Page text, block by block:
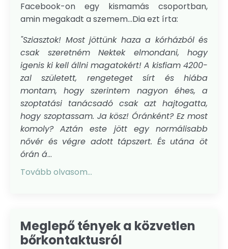
Facebook-on egy kismamás csoportban,
amin megakadt a szemem...Dia ezt írta:
"Sziasztok! Most jöttünk haza a kórházból és
csak szeretném Nektek elmondani, hogy
igenis ki kell állni magatokért! A kisfiam 4200-
zal született, rengeteget sírt és hiába
montam, hogy szerintem nagyon éhes, a
szoptatási tanácsadó csak azt hajtogatta,
hogy szoptassam. Ja kösz! Óránként? Ez most
komoly? Aztán este jött egy normálisabb
nővér és végre adott tápszert. És utána öt
órán á...
Tovább olvasom...
Meglepő tények a közvetlen
bőrkontaktusról